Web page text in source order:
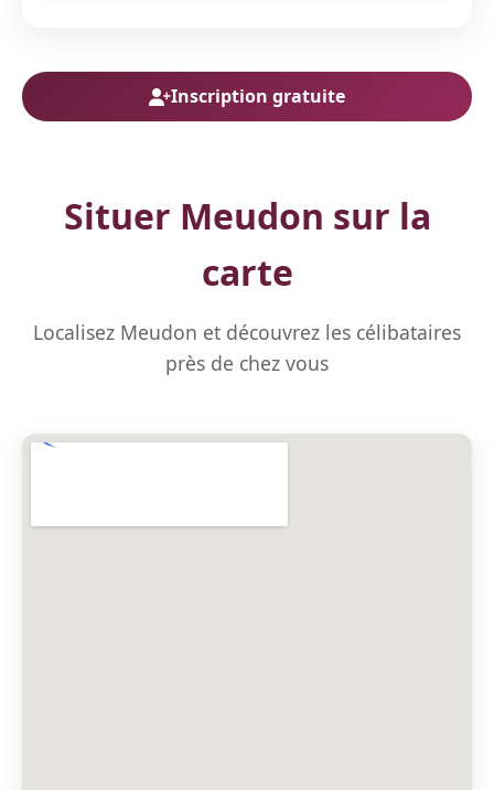
Inscription gratuite
Situer Meudon sur la
carte
Localisez Meudon et découvrez les célibataires
près de chez vous